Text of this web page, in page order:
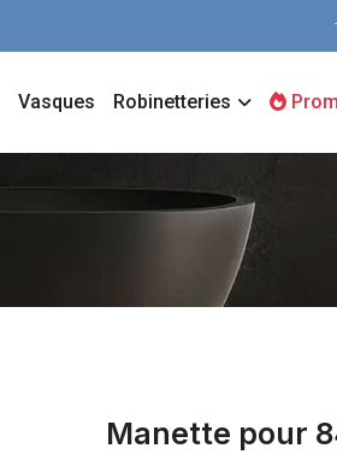
Vasques Robinetteries
Manette pour